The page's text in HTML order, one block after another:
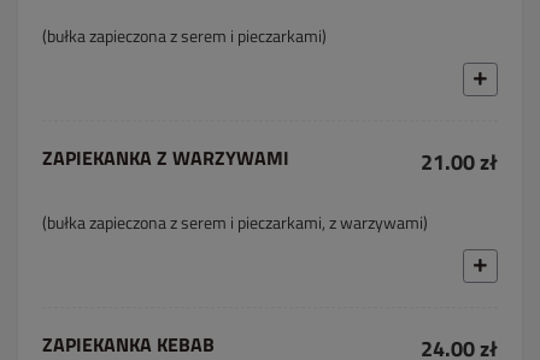
(bułka zapieczona z serem i pieczarkami)
ZAPIEKANKA Z WARZYWAMI 21.00 zł
(bułka zapieczona z serem i pieczarkami, z warzywami)
ZAPIEKANKA KEBAB 24.00 zł